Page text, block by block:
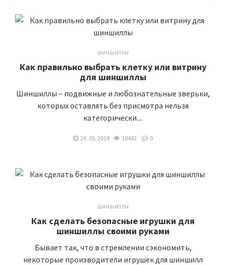
ШИНШИЛЛЫ
Как правильно выбрать клетку или витрину
для шиншиллы
Шиншиллы – подвижные и любознательные зверьки,
которых оставлять без присмотра нельзя
категорически....
26. 05. 2019 10482 0
ШИНШИЛЛЫ
Как сделать безопасные игрушки для
шиншиллы своими руками
Бывает так, что в стремлении сэкономить,
некоторые производители игрушек для шиншилл